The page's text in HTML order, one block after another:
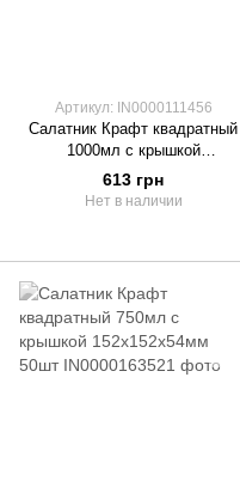
Артикул: IN0000111456
Салатник Крафт квадратный
1000мл с крышкой
178х178х50мм 50шт
613 грн
Нет в наличии